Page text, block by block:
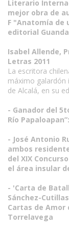
Literario
mejor obra de
F "Anatomía de
editorial
Isabel Allende,
Letras 2011
La escritora
máximo galardón
de Alcalá, en su
- Ganador del
Río
- José Antonio
ambos
del XIX
el área insular
- 'Carta de
Sánchez-
Cartas de
Torrelavega